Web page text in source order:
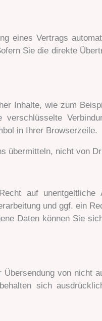
eines Vertrags
Sie die direkte
Inhalte, wie zum
in Ihrer Browserzeile.
übermitteln, nicht von
auf unentgeltliche
und ggf. ein
Daten können Sie
von nicht
sich